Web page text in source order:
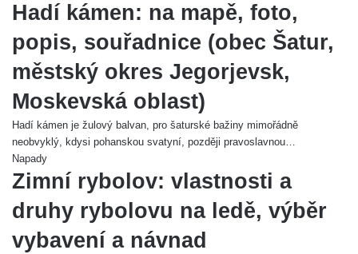
Hadí kámen: na mapě, foto,
popis, souřadnice (obec Šatur,
městský okres Jegorjevsk,
Moskevská oblast)
Hadí kámen je žulový balvan, pro šaturské bažiny mimořádně
neobvyklý, kdysi pohanskou svatyní, později pravoslavnou…
Napady
Zimní rybolov: vlastnosti a
druhy rybolovu na ledě, výběr
vybavení a návnad